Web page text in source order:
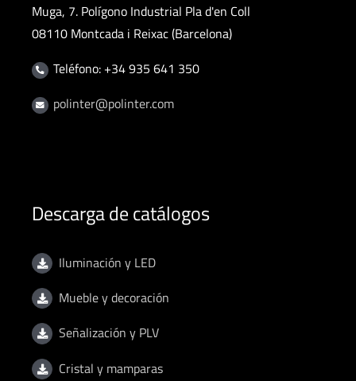
Muga, 7. Polígono Industrial Pla d'en Coll
08110 Montcada i Reixac (Barcelona)
Teléfono: +34 935 641 350
polinter@polinter.com
Descarga de catálogos
Iluminación y LED
Mueble y decoración
Señalización y PLV
Cristal y mamparas